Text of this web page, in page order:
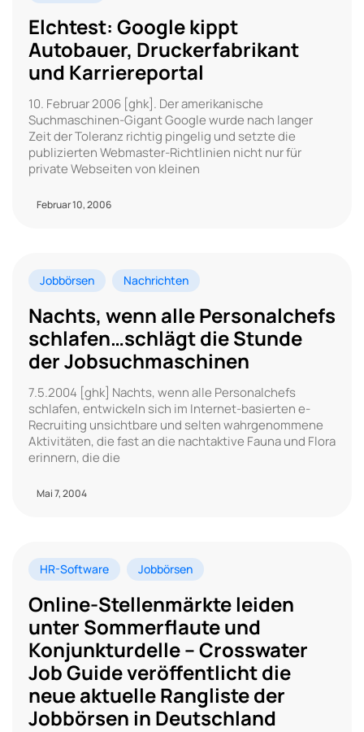
Elchtest: Google kippt
Autobauer, Druckerfabrikant
und Karriereportal
10. Februar 2006 [ghk]. Der amerikanische
Suchmaschinen-Gigant Google wurde nach langer
Zeit der Toleranz richtig pingelig und setzte die
publizierten Webmaster-Richtlinien nicht nur für
private Webseiten von kleinen
Februar 10, 2006
Jobbörsen Nachrichten
Nachts, wenn alle Personalchefs
schlafen…schlägt die Stunde
der Jobsuchmaschinen
7.5.2004 [ghk] Nachts, wenn alle Personalchefs
schlafen, entwickeln sich im Internet-basierten e-
Recruiting unsichtbare und selten wahrgenommene
Aktivitäten, die fast an die nachtaktive Fauna und Flora
erinnern, die die
Mai 7, 2004
HR-Software Jobbörsen
Online-Stellenmärkte leiden
unter Sommerflaute und
Konjunkturdelle – Crosswater
Job Guide veröffentlicht die
neue aktuelle Rangliste der
Jobbörsen in Deutschland